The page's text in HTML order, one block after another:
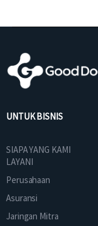
UNTUK BISNIS
SIAPA YANG KAMI
LAYANI
Perusahaan
Asuransi
Jaringan Mitra